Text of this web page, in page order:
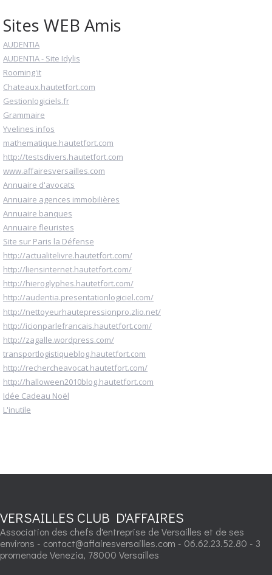
Sites WEB Amis
AUDENTIA
AUDENTIA - Site Idylis
Rooming'it
Chateaux.hautetfort.com
Gestionlogiciels.fr
Grammaire
Yvelines infos
mathematique.hautetfort.com
http://testsdivers.hautetfort.com
www.affairesversailles.com
Annuaire d'avocats
Annuaire agences immobilières
Annuaire banques
Annuaire fleuristes
Site sur Paris la Défense
http://actualitelivre.hautetfort.com/
http://liensinternet.hautetfort.com/
http://hieroglyphes.hautetfort.com/
http://audentia.presentationlogiciel.com/
http://nettoyeurhautepressionpro.zlio.net/
http://icionparlefrancais.hautetfort.com/
http://zagalle.wordpress.com/
transportlogistiqueblog.hautetfort.com
http://rechercheavocat.hautetfort.com/
http://halloween2010blog.hautetfort.com
Idée Cadeau Noël
L'inutile
VERSAILLES CLUB D'AFFAIRES
Association des chefs d'entreprise de Versailles et de ses
environs - contact@affairesversailles.com - 06.62.23.52.80 - 3
promenade Venezia, 78000 Versailles